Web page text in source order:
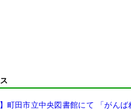
】町田市立中央図書館にて 「がん